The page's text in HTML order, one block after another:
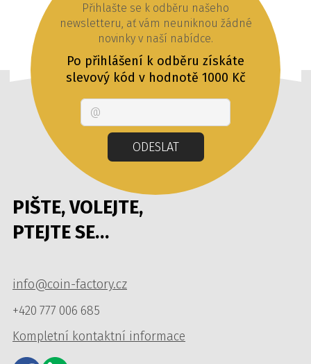
PIŠTE, VOLEJTE,
PTEJTE SE…
info@coin-factory.cz
+420 777 006 685
Kompletní kontaktní informace
Přihlašte se k odběru našeho
newsletteru, ať vám neuniknou žádné
novinky v naší nabídce.
Po přihlášení k odběru získáte
slevový kód v hodnotě 1000 Kč
ODESLAT